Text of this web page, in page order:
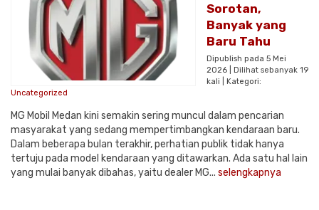
Sorotan,
Banyak yang
Baru Tahu
Dipublish pada 5 Mei
2026 | Dilihat sebanyak 19
kali | Kategori:
Uncategorized
MG Mobil Medan kini semakin sering muncul dalam pencarian
masyarakat yang sedang mempertimbangkan kendaraan baru.
Dalam beberapa bulan terakhir, perhatian publik tidak hanya
tertuju pada model kendaraan yang ditawarkan. Ada satu hal lain
yang mulai banyak dibahas, yaitu dealer MG... selengkapnya